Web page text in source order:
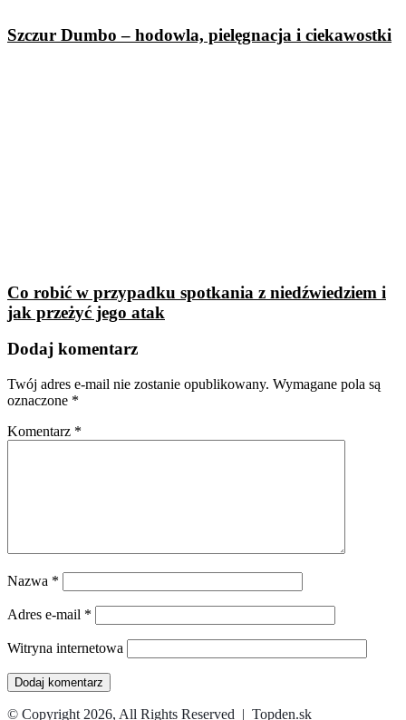
Szczur Dumbo – hodowla, pielęgnacja i ciekawostki
Co robić w przypadku spotkania z niedźwiedziem i
jak przeżyć jego atak
Dodaj komentarz
Twój adres e-mail nie zostanie opublikowany. Wymagane pola są
oznaczone *
Komentarz *
Nazwa *
Adres e-mail *
Witryna internetowa
© Copyright 2026, All Rights Reserved | Topden.sk